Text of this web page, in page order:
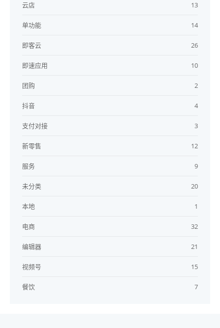
云店 13
单功能 14
即客云 26
即速应用 10
团购 2
抖音 4
支付对接 3
新零售 12
服务 9
未分类 20
本地 1
电商 32
编辑器 21
视频号 15
餐饮 7